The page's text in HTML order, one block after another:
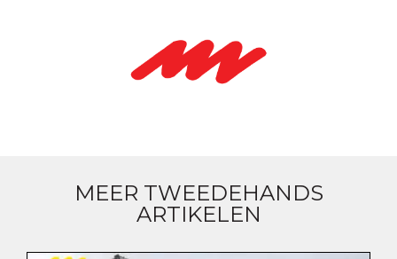
MEER TWEEDEHANDS
ARTIKELEN